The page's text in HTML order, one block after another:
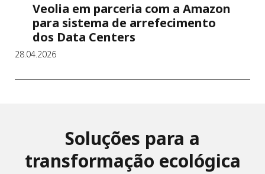
Veolia em parceria com a Amazon
para sistema de arrefecimento
dos Data Centers
28.04.2026
Soluções para a
transformação ecológica